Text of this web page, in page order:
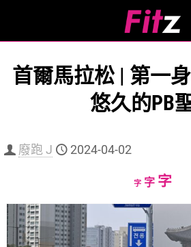
首爾馬拉松 | 第一
悠久的PB
廢跑 J 2024-04-02
字Decrease
size.
字Reset
字